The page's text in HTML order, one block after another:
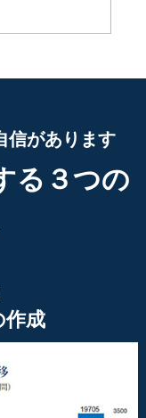
信があります
る３つの
作成